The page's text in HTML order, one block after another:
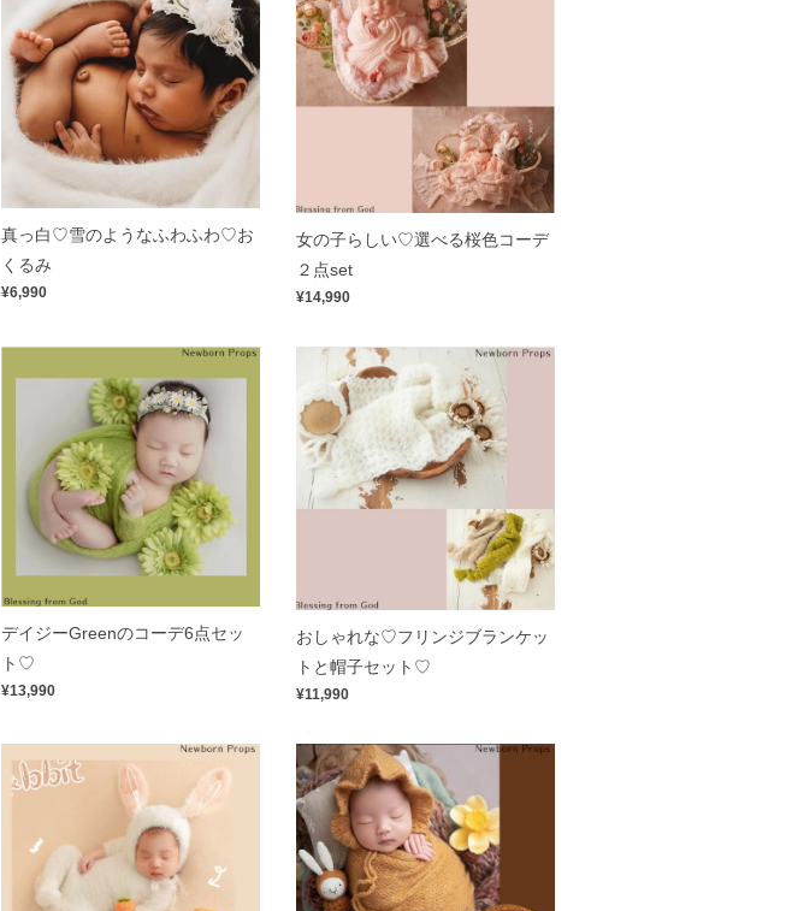
真っ白♡雪のようなふわふわ♡お
くるみ
¥6,990
女の子らしい♡選べる桜色コーデ
２点set
¥14,990
デイジーGreenのコーデ6点セッ
ト♡
¥13,990
おしゃれな♡フリンジブランケッ
トと帽子セット♡
¥11,990